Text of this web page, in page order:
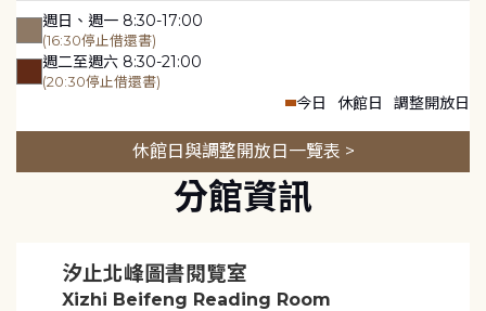
週日、週一 8:30-17:00
(16:30停止借還書)
週二至週六 8:30-21:00
(20:30停止借還書)
今日 休館日 調整開放日
休館日與調整開放日一覽表 >
分館資訊
汐止北峰圖書閱覽室
Xizhi Beifeng Reading Room